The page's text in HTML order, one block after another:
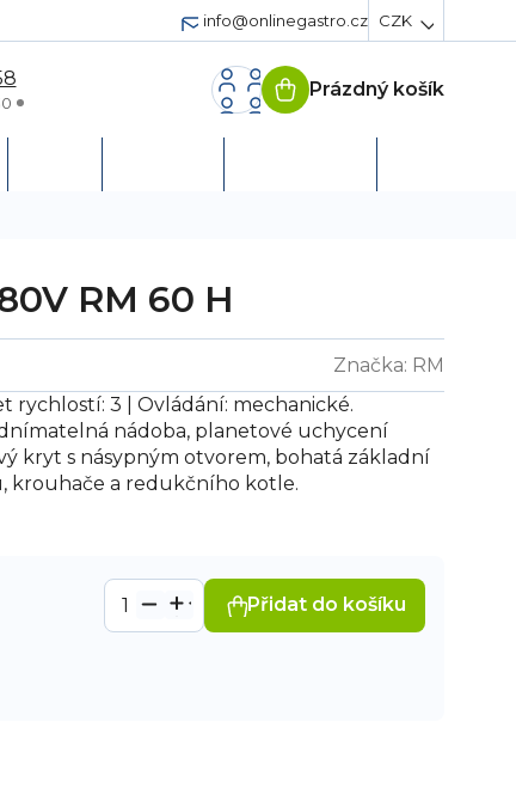
info@onlinegastro.cz CZK
Nákupní
Prázdný košík
RM 60 H
Značka: RM
Přidat do košíku
rychlostí: 3 | Ovládání: mechanické.
nádoba, planetové uchycení
kryt s násypným otvorem, bohatá základní
krouhače a redukčního kotle.